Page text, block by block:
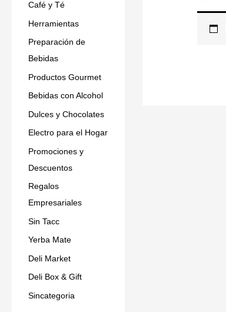
Café y Té
Herramientas
Preparación de
Bebidas
Productos Gourmet
Bebidas con Alcohol
Dulces y Chocolates
Electro para el Hogar
Promociones y
Descuentos
Regalos
Empresariales
Sin Tacc
Yerba Mate
Deli Market
Deli Box & Gift
Sincategoria